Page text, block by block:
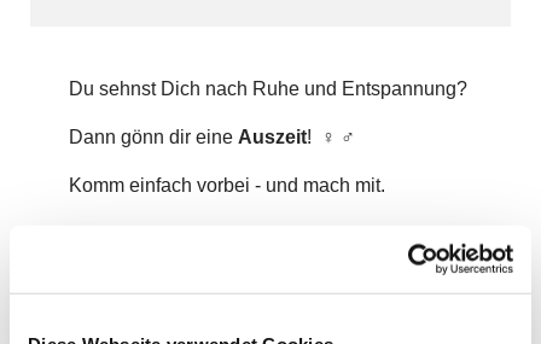
Du sehnst Dich nach Ruhe und Entspannung?
Dann gönn dir eine Auszeit! ‍♀️ ‍♂️
Komm einfach vorbei - und mach mit.